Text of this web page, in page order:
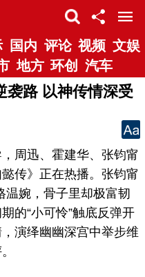
国内 评论 视频 文娱
地方 环创 汽车
袭路 以神传情深受
周迅、霍建华、张钧甯
传》正在热播。张钧甯
温婉，骨子里却极富韧
的“小可怜”触底反弹开
演绎幽幽深宫中举步维